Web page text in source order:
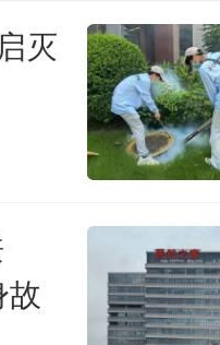
排名第79位，
位。
越秀地产、
产集团、新
灭
故